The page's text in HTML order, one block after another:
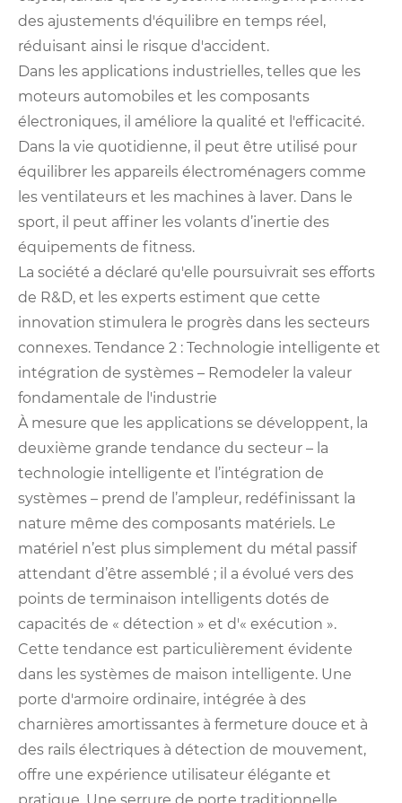
des ajustements d'équilibre en temps réel,
réduisant ainsi le risque d'accident.
Dans les applications industrielles, telles que les
moteurs automobiles et les composants
électroniques, il améliore la qualité et l'efficacité.
Dans la vie quotidienne, il peut être utilisé pour
équilibrer les appareils électroménagers comme
les ventilateurs et les machines à laver. Dans le
sport, il peut affiner les volants d’inertie des
équipements de fitness.
La société a déclaré qu'elle poursuivrait ses efforts
de R&D, et les experts estiment que cette
innovation stimulera le progrès dans les secteurs
connexes. Tendance 2 : Technologie intelligente et
intégration de systèmes – Remodeler la valeur
fondamentale de l'industrie
À mesure que les applications se développent, la
deuxième grande tendance du secteur – la
technologie intelligente et l’intégration de
systèmes – prend de l’ampleur, redéfinissant la
nature même des composants matériels. Le
matériel n’est plus simplement du métal passif
attendant d’être assemblé ; il a évolué vers des
points de terminaison intelligents dotés de
capacités de « détection » et d'« exécution ».
Cette tendance est particulièrement évidente
dans les systèmes de maison intelligente. Une
porte d'armoire ordinaire, intégrée à des
charnières amortissantes à fermeture douce et à
des rails électriques à détection de mouvement,
offre une expérience utilisateur élégante et